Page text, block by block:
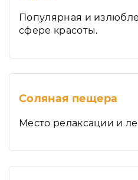
Популярная и
сфере красоты.
Соляная пещера
Место релаксации и